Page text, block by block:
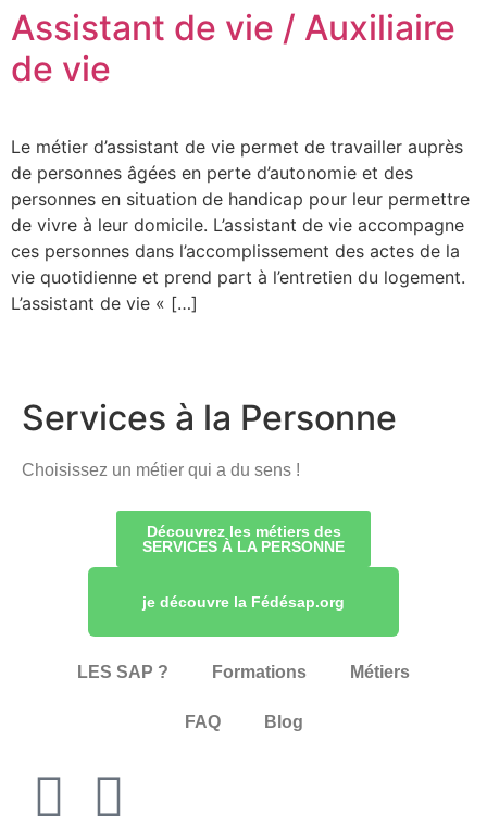
Assistant de vie / Auxiliaire
de vie
Le métier d’assistant de vie permet de travailler auprès
de personnes âgées en perte d’autonomie et des
personnes en situation de handicap pour leur permettre
de vivre à leur domicile. L’assistant de vie accompagne
ces personnes dans l’accomplissement des actes de la
vie quotidienne et prend part à l’entretien du logement.
L’assistant de vie « […]
Services à la Personne
Choisissez un métier qui a du sens !
Découvrez les métiers des
SERVICES À LA PERSONNE
je découvre la Fédésap.org
LES SAP ? Formations Métiers
FAQ Blog